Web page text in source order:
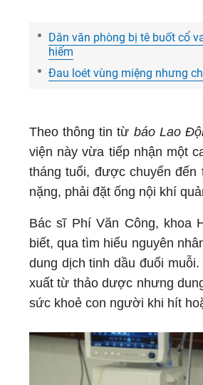
Dân văn phòng bị tê buốt cổ
hiểm
Đau loét vùng miệng nhưng
Theo thông tin từ báo Lao
viện này vừa tiếp nhận một
tháng tuổi, được chuyển
nặng, phải đặt ống nội khí
Bác sĩ Phí Văn Công, khoa
biết, qua tìm hiểu nguyên
dung dịch tinh dầu đuổi
xuất từ thảo dược nhưng
sức khoẻ con người khi hít